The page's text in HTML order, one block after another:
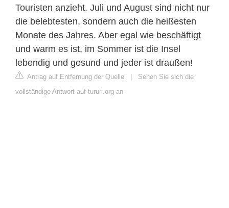
Touristen anzieht. Juli und August sind nicht nur
die belebtesten, sondern auch die heißesten
Monate des Jahres. Aber egal wie beschäftigt
und warm es ist, im Sommer ist die Insel
lebendig und gesund und jeder ist draußen!
Antrag auf Entfernung der Quelle
Sehen Sie sich die
vollständige Antwort auf tururi.org an